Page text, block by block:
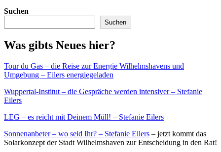
Suchen
Suchen
Was gibts Neues hier?
Tour du Gas – die Reise zur Energie Wilhelmshavens und
Umgebung – Eilers energiegeladen
Wuppertal-Institut – die Gespräche werden intensiver – Stefanie
Eilers
LEG – es reicht mit Deinem Müll! – Stefanie Eilers
Sonnenanbeter – wo seid Ihr? – Stefanie Eilers – jetzt kommt das
Solarkonzept der Stadt Wilhelmshaven zur Entscheidung in den Rat!